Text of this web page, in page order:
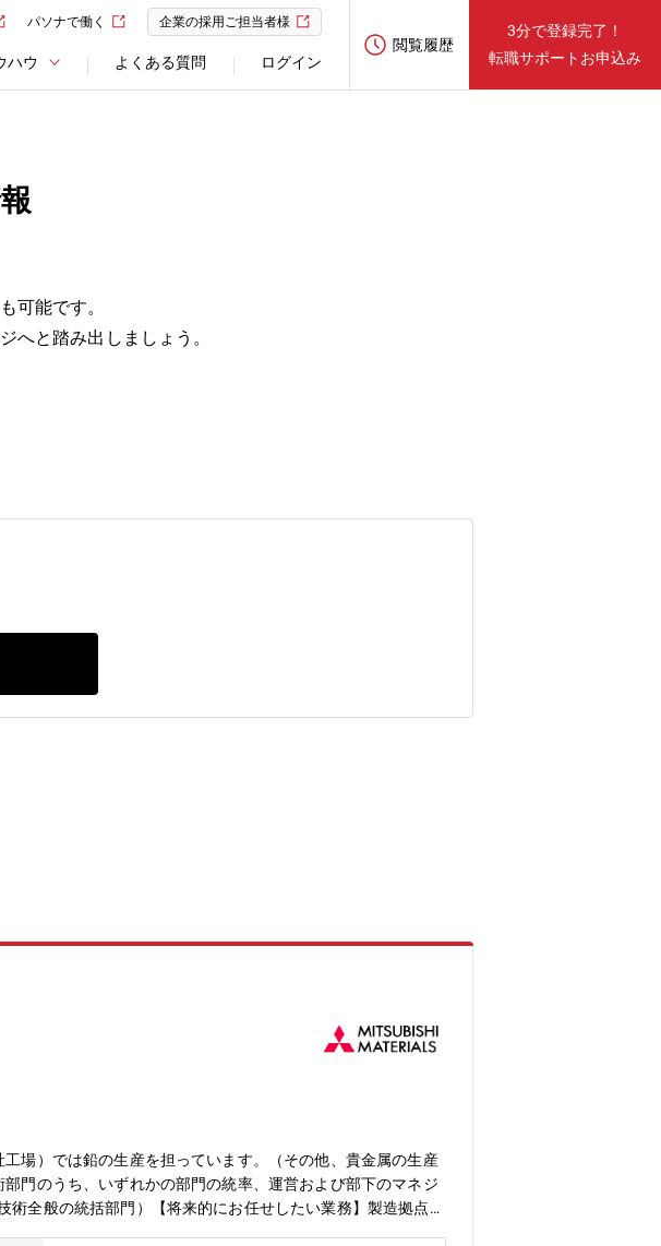
パソナで働く 企業の採用ご担当者様
ハウ よくある質問 ログイン
閲覧履歴
3分で登録完了！
転職サポートお申込み
可能です。
へと踏み出しましょう。
場）では鉛の生産を担っています。（その他、貴金属の生産
門のうち、いずれかの部門の統率、運営および部下のマネジ
全般の統括部門）【将来的にお任せしたい業務】製造拠点で